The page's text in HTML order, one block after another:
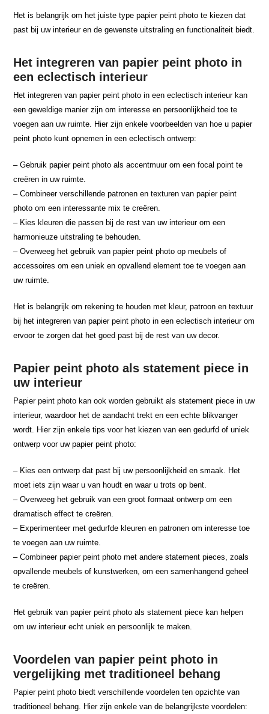
Het is belangrijk om het juiste type papier peint photo te kiezen dat
past bij uw interieur en de gewenste uitstraling en functionaliteit biedt.
Het integreren van papier peint photo in
een eclectisch interieur
Het integreren van papier peint photo in een eclectisch interieur kan
een geweldige manier zijn om interesse en persoonlijkheid toe te
voegen aan uw ruimte. Hier zijn enkele voorbeelden van hoe u papier
peint photo kunt opnemen in een eclectisch ontwerp:
– Gebruik papier peint photo als accentmuur om een focal point te
creëren in uw ruimte.
– Combineer verschillende patronen en texturen van papier peint
photo om een interessante mix te creëren.
– Kies kleuren die passen bij de rest van uw interieur om een
harmonieuze uitstraling te behouden.
– Overweeg het gebruik van papier peint photo op meubels of
accessoires om een uniek en opvallend element toe te voegen aan
uw ruimte.
Het is belangrijk om rekening te houden met kleur, patroon en textuur
bij het integreren van papier peint photo in een eclectisch interieur om
ervoor te zorgen dat het goed past bij de rest van uw decor.
Papier peint photo als statement piece in
uw interieur
Papier peint photo kan ook worden gebruikt als statement piece in uw
interieur, waardoor het de aandacht trekt en een echte blikvanger
wordt. Hier zijn enkele tips voor het kiezen van een gedurfd of uniek
ontwerp voor uw papier peint photo:
– Kies een ontwerp dat past bij uw persoonlijkheid en smaak. Het
moet iets zijn waar u van houdt en waar u trots op bent.
– Overweeg het gebruik van een groot formaat ontwerp om een
dramatisch effect te creëren.
– Experimenteer met gedurfde kleuren en patronen om interesse toe
te voegen aan uw ruimte.
– Combineer papier peint photo met andere statement pieces, zoals
opvallende meubels of kunstwerken, om een samenhangend geheel
te creëren.
Het gebruik van papier peint photo als statement piece kan helpen
om uw interieur echt uniek en persoonlijk te maken.
Voordelen van papier peint photo in
vergelijking met traditioneel behang
Papier peint photo biedt verschillende voordelen ten opzichte van
traditioneel behang. Hier zijn enkele van de belangrijkste voordelen: